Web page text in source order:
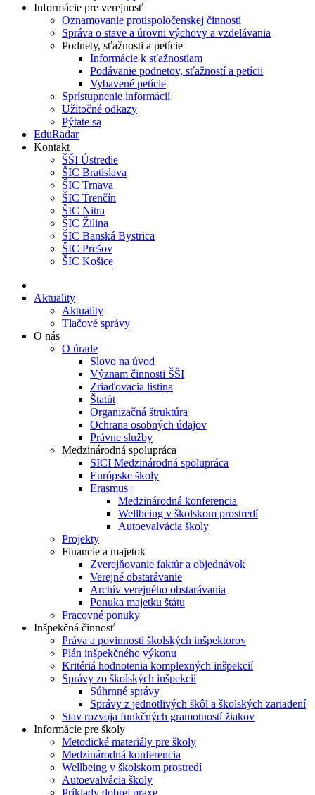
Informácie pre verejnosť
Oznamovanie protispoločenskej činnosti
Správa o stave a úrovni výchovy a vzdelávania
Podnety, sťažnosti a petície
Informácie k sťažnostiam
Podávanie podnetov, sťažností a petícii
Vybavené petície
Sprístupnenie informácií
Užitočné odkazy
Pýtate sa
EduRadar
Kontakt
ŠŠI Ústredie
ŠIC Bratislava
ŠIC Trnava
ŠIC Trenčín
ŠIC Nitra
ŠIC Žilina
ŠIC Banská Bystrica
ŠIC Prešov
ŠIC Košice
Aktuality
Aktuality
Tlačové správy
O nás
O úrade
Slovo na úvod
Význam činnosti ŠŠI
Zriaďovacia listina
Štatút
Organizačná štruktúra
Ochrana osobných údajov
Právne služby
Medzinárodná spolupráca
SICI Medzinárodná spolupráca
Európske školy
Erasmus+
Medzinárodná konferencia
Wellbeing v školskom prostredí
Autoevalvácia školy
Projekty
Financie a majetok
Zverejňovanie faktúr a objednávok
Verejné obstarávanie
Archív verejného obstarávania
Ponuka majetku štátu
Pracovné ponuky
Inšpekčná činnosť
Práva a povinnosti školských inšpektorov
Plán inšpekčného výkonu
Kritériá hodnotenia komplexných inšpekcií
Správy zo školských inšpekcií
Súhrnné správy
Správy z jednotlivých škôl a školských zariadení
Stav rozvoja funkčných gramotností žiakov
Informácie pre školy
Metodické materiály pre školy
Medzinárodná konferencia
Wellbeing v školskom prostredí
Autoevalvácia školy
Príklady dobrej praxe